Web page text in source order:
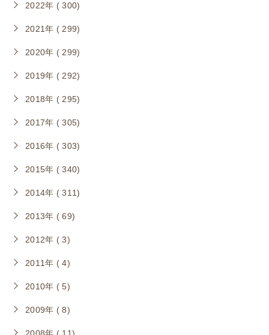
2022年 ( 300)
2021年 ( 299)
2020年 ( 299)
2019年 ( 292)
2018年 ( 295)
2017年 ( 305)
2016年 ( 303)
2015年 ( 340)
2014年 ( 311)
2013年 ( 69)
2012年 ( 3)
2011年 ( 4)
2010年 ( 5)
2009年 ( 8)